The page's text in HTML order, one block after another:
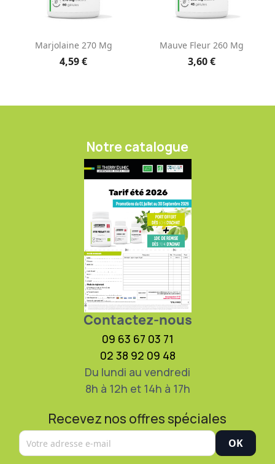
Marjolaine 270 Mg
4,59 €
Mauve Fleur 260 Mg
3,60 €
Notre catalogue
Contactez-nous
09 63 67 03 71
02 38 92 09 48
Du lundi au vendredi
8h à 12h et 14h à 17h
Recevez nos offres spéciales